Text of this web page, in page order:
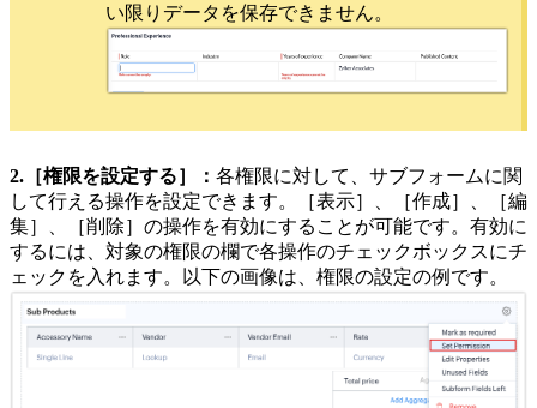
い限りデータを保存できません。
2.［権限を設定する］： 各権限に対して、サブフォームに関
して行える操作を設定できます。［表示］、［作成］、［編
集］、［削除］の操作を有効にすることが可能です。有効に
するには、対象の権限の欄で各操作のチェックボックスにチ
ェックを入れます。以下の画像は、権限の設定の例です。